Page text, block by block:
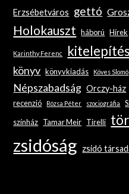
Erzsébetváros gettó
Holokauszt háború Hírek
Karinthy Ferenc kitelepítés
könyv könyvkiadás Köves Slomó
Népszabadság Orczy-ház
recenzió
Rózsa Péter szociográfia
színház Tamar Meir Tirelli
zsidóság zsidó